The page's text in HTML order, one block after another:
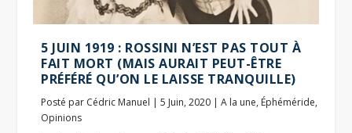
5 JUIN 1919 : ROSSINI N’EST PAS TOUT À
FAIT MORT (MAIS AURAIT PEUT-ÊTRE
PRÉFÉRÉ QU’ON LE LAISSE TRANQUILLE)
Posté par Cédric Manuel |5 Juin, 2020 |A la une, Éphéméride,
Opinions